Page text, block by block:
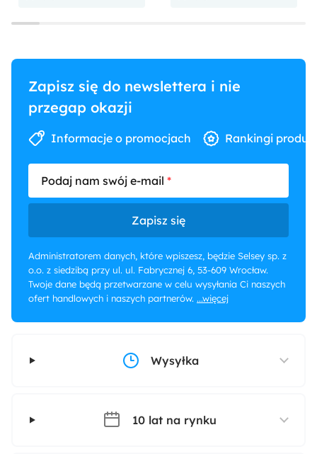
Zapisz się do newslettera i nie
przegap okazji
Informacje o promocjach Rankingi
Podaj nam swój e-mail
Zapisz się
Administratorem danych, które wpiszesz, będzie Selsey sp. z
o.o. z siedzibą przy ul. ul. Fabrycznej 6, 53-609 Wrocław.
Twoje dane będą przetwarzane w celu wysyłania Ci naszych
ofert handlowych i naszych partnerów. ...więcej
Wysyłka
10 lat na rynku